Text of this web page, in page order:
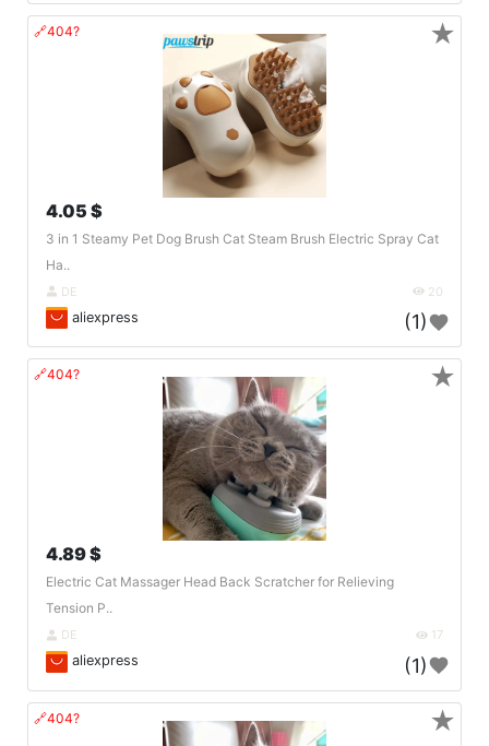
🔗404?
4.05 $
3 in 1 Steamy Pet Dog Brush Cat Steam Brush Electric Spray Cat
Ha..
DE 20
aliexpress (1)
★
🔗404?
4.89 $
Electric Cat Massager Head Back Scratcher for Relieving
Tension P..
DE 17
aliexpress (1)
★
🔗404? ★